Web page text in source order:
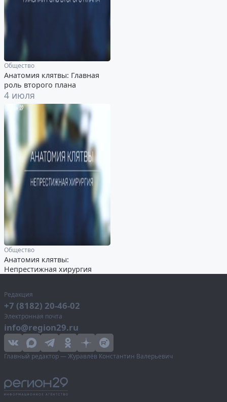
Общество
Анатомия клятвы: Главная
роль второго плана
4 июля
Общество
Анатомия клятвы:
Непрестижная хирургия
Редакция
+7 (8182) 20-46-02
Электронная почта
info@region29.ru
Главный редактор — Журавлёв Константин Валерьевич